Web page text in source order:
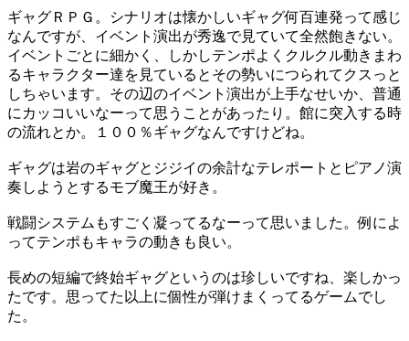
ギャグＲＰＧ。シナリオは懐かしいギャグ何百連発って感じ
なんですが、イベント演出が秀逸で見ていて全然飽きない。
イベントごとに細かく、しかしテンポよくクルクル動きまわ
るキャラクター達を見ているとその勢いにつられてクスっと
しちゃいます。その辺のイベント演出が上手なせいか、普通
にカッコいいなーって思うことがあったり。館に突入する時
の流れとか。１００％ギャグなんですけどね。
ギャグは岩のギャグとジジイの余計なテレポートとピアノ演
奏しようとするモブ魔王が好き。
戦闘システムもすごく凝ってるなーって思いました。例によ
ってテンポもキャラの動きも良い。
長めの短編で終始ギャグというのは珍しいですね、楽しかっ
たです。思ってた以上に個性が弾けまくってるゲームでし
た。